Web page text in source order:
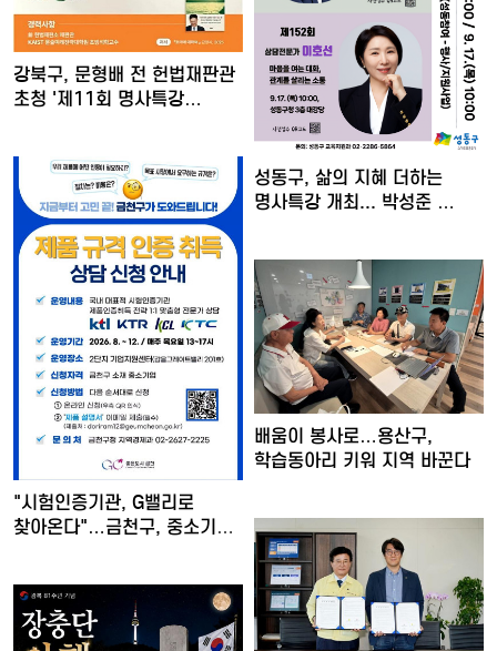
강북구, 문형배 전 헌법재판관
초청 '제11회 명사특강…
성동구, 삶의 지혜 더하는
명사특강 개최... 박성준 …
"시험인증기관, G밸리로
찾아온다"…금천구, 중소기업
배움이 봉사로…용산구,
학습동아리 키워 지역 바꾼다